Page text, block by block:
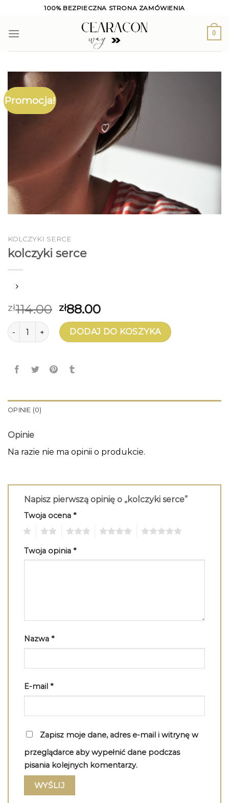
content
100% BEZPIECZNA STRONA ZAMÓWIENIA
0
Promocja!
KOLCZYKI SERCE
kolczyki serce
zł114.00 zł88.00
ilość kolczyki serceDODAJ DO KOSZYKA
OPINIE (0)
Opinie
Na razie nie ma opinii o produkcie.
Napisz pierwszą opinię o „kolczyki serce”
Twoja ocena *
Twoja opinia *
Nazwa *
E-mail *
Zapisz moje dane, adres e-mail i witrynę w
przeglądarce aby wypełnić dane podczas
pisania kolejnych komentarzy.